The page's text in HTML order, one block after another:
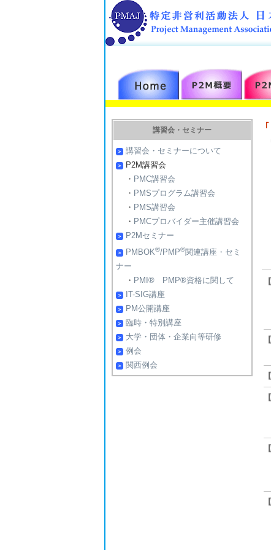
講習会・セミナー
講習会・セミナーについて
P2M講習会
・ PMC講習会
・ PMSプログラム講習会
・ PMS講習会
・ PMCプロバイダー主催講習会
P2Mセミナー
PMBOK®/PMP®関連講座・セミ
ナー
・ PMI® PMP®資格に関して
IT-SIG講座
PM公開講座
臨時・特別講座
大学・団体・企業向等研修
例会
関西例会